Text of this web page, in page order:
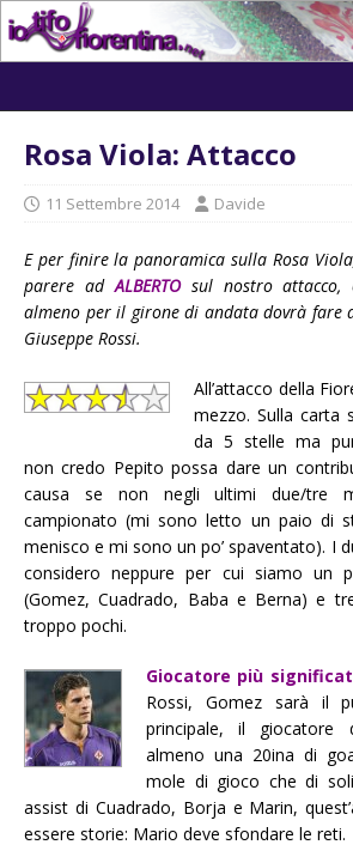
Rosa Viola: Attacco
11 Settembre 2014 Davide
E per finire la panoramica sulla Rosa
parere adALBERTO sul nostro attacco,
almeno per il girone di andata dovrà fare
Giuseppe Rossi.
All’attacco della
mezzo. Sulla carta
da 5 stelle ma
non credo Pepito possa dare un
causa se non negli ultimi due/tre
campionato (mi sono letto un paio di
menisco e mi sono un po’ spaventato). I
considero neppure per cui siamo un
(Gomez, Cuadrado, Baba e Berna) e
troppo pochi.
Giocatore più
Rossi, Gomez sarà il
principale, il
almeno una 20ina di
mole di gioco che di
assist di Cuadrado, Borja e Marin,
essere storie: Mario deve sfondare le reti.